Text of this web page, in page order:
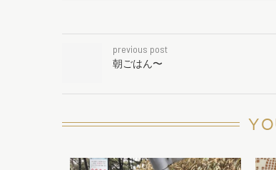
previous post
朝ごはん〜